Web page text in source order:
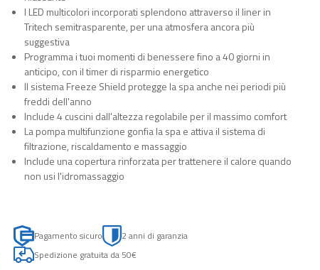
I LED multicolori incorporati splendono attraverso il liner in
Tritech semitrasparente, per una atmosfera ancora più
suggestiva
Programma i tuoi momenti di benessere fino a 40 giorni in
anticipo, con il timer di risparmio energetico
Il sistema Freeze Shield protegge la spa anche nei periodi più
freddi dell'anno
Include 4 cuscini dall'altezza regolabile per il massimo comfort
La pompa multifunzione gonfia la spa e attiva il sistema di
filtrazione, riscaldamento e massaggio
Include una copertura rinforzata per trattenere il calore quando
non usi l'idromassaggio
Pagamento sicuro
2 anni di garanzia
Spedizione gratuita da 50€